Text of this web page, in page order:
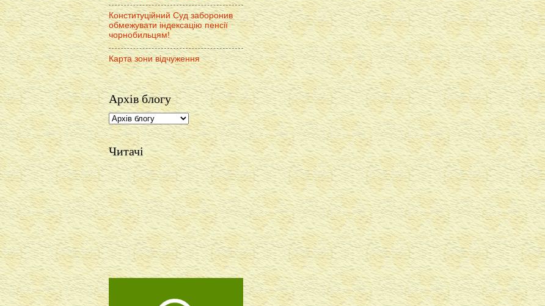
Конституційний Суд заборонив
обмежувати індексацію пенсії
чорнобильцям!
Карта зони відчуження
Архів блогу
Читачі